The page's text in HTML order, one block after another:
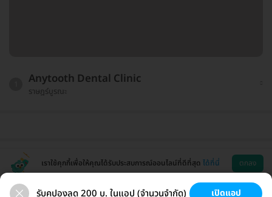
Anytooth Dental Clinic
ราษฎร์บูรณะ
เราใช้คุกกี้เพื่อให้คุณได้รับประสบการณ์ออนไลน์ที่ดีที่สุด ได้ที่นี่ ตกลง
รับคูปองลด 200 บ. ในแอป (จำนวนจำกัด) เปิดแอป